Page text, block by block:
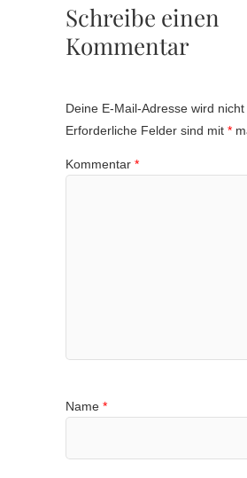
Schreibe einen
Kommentar
Deine E-Mail-Adresse wird
Erforderliche Felder sind mit *
Kommentar *
Name *